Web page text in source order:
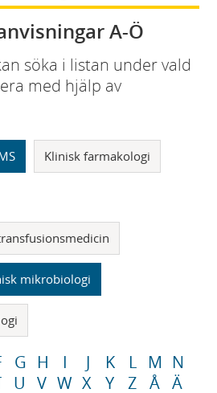
A-Ö
söka i listan under vald
med hjälp av
Klinisk farmakologi
mikrobiologi
G H I J K L M N
U V W X Y Z Å Ä